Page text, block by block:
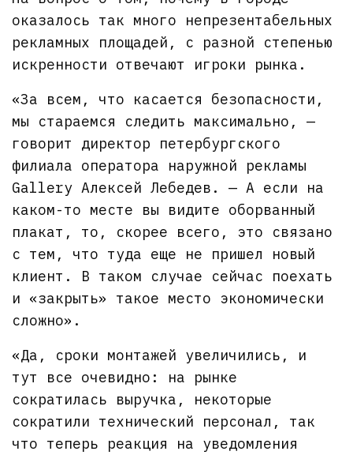
оказалось так много непрезентабельных
рекламных площадей, с разной степенью
искренности отвечают игроки рынка.
«За всем, что касается безопасности,
мы стараемся следить максимально, —
говорит директор петербургского
филиала оператора наружной рекламы
Gallery Алексей Лебедев. — А если на
каком-то месте вы видите оборванный
плакат, то, скорее всего, это связано
с тем, что туда еще не пришел новый
клиент. В таком случае сейчас поехать
и «закрыть» такое место экономически
сложно».
«Да, сроки монтажей увеличились, и
тут все очевидно: на рынке
сократилась выручка, некоторые
сократили технический персонал, так
что теперь реакция на уведомления